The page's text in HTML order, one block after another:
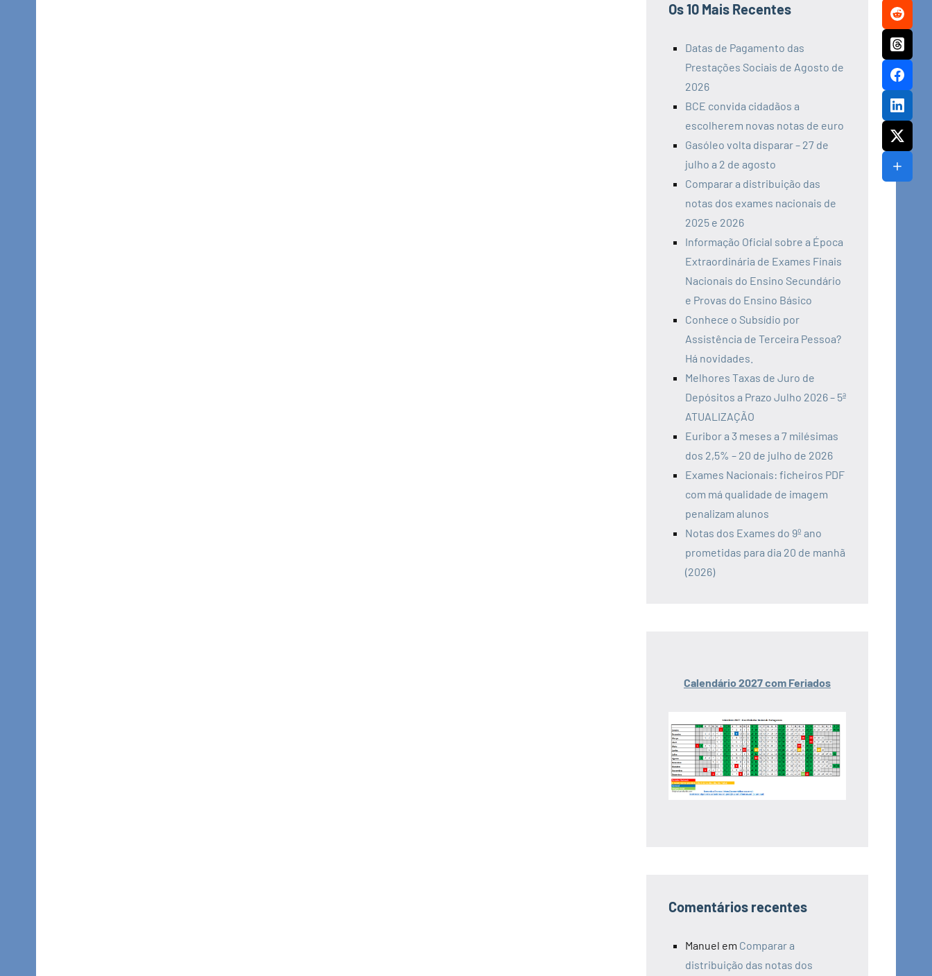
Os 10 Mais Recentes
Datas de Pagamento das
Prestações Sociais de Agosto de
2026
BCE convida cidadãos a
escolherem novas notas de euro
Gasóleo volta disparar – 27 de
julho a 2 de agosto
Comparar a distribuição das
notas dos exames nacionais de
2025 e 2026
Informação Oficial sobre a Época
Extraordinária de Exames Finais
Nacionais do Ensino Secundário
e Provas do Ensino Básico
Conhece o Subsídio por
Assistência de Terceira Pessoa?
Há novidades.
Melhores Taxas de Juro de
Depósitos a Prazo Julho 2026 – 5ª
ATUALIZAÇÃO
Euribor a 3 meses a 7 milésimas
dos 2,5% – 20 de julho de 2026
Exames Nacionais: ficheiros PDF
com má qualidade de imagem
penalizam alunos
Notas dos Exames do 9º ano
prometidas para dia 20 de manhã
(2026)
Calendário 2027 com Feriados
Comentários recentes
Manuel em Comparar a
distribuição das notas dos